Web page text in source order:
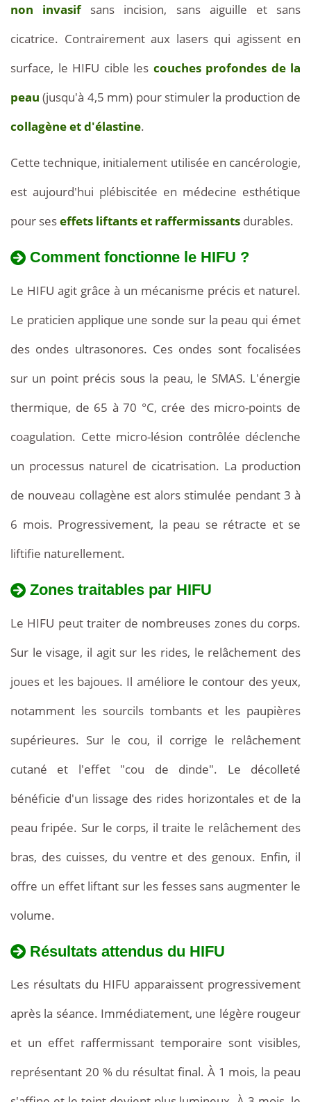
non invasifsans incision, sans aiguille et sans
cicatrice. Contrairement aux lasers qui agissent en
surface, le HIFU cible les couches profondes de la
peau (jusqu'à 4,5 mm) pour stimuler la production de
collagène et d'élastine.
Cette technique, initialement utilisée en cancérologie,
est aujourd'hui plébiscitée en médecine esthétique
pour seseffets liftants et raffermissants durables.
Comment fonctionne le HIFU ?
Le HIFU agit grâce à un mécanisme précis et naturel.
Le praticien applique une sonde sur la peau qui émet
des ondes ultrasonores. Ces ondes sont focalisées
sur un point précis sous la peau, le SMAS. L'énergie
thermique, de 65 à 70 °C, crée des micro-points de
coagulation. Cette micro-lésion contrôlée déclenche
un processus naturel de cicatrisation. La production
de nouveau collagène est alors stimulée pendant 3 à
6 mois. Progressivement, la peau se rétracte et se
liftifie naturellement.
Zones traitables par HIFU
Le HIFU peut traiter de nombreuses zones du corps.
Sur le visage, il agit sur les rides, le relâchement des
joues et les bajoues. Il améliore le contour des yeux,
notamment les sourcils tombants et les paupières
supérieures. Sur le cou, il corrige le relâchement
cutané et l'effet "cou de dinde". Le décolleté
bénéficie d'un lissage des rides horizontales et de la
peau fripée. Sur le corps, il traite le relâchement des
bras, des cuisses, du ventre et des genoux. Enfin, il
offre un effet liftant sur les fesses sans augmenter le
volume.
Résultats attendus du HIFU
Les résultats du HIFU apparaissent progressivement
après la séance. Immédiatement, une légère rougeur
et un effet raffermissant temporaire sont visibles,
représentant 20 % du résultat final. À 1 mois, la peau